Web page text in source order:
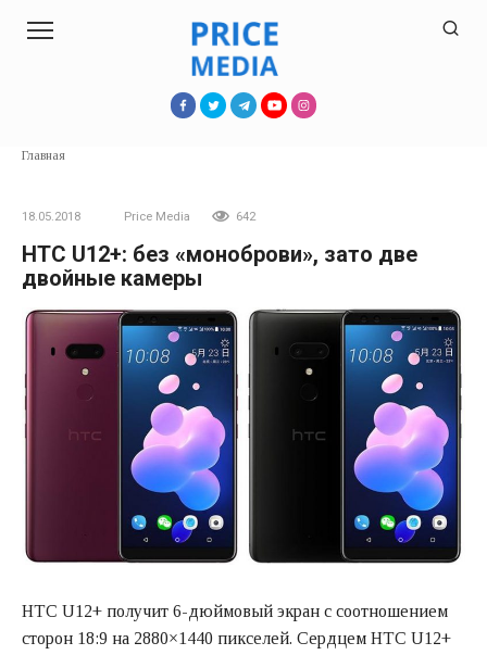
Главная
18.05.2018 Price Media 642
HTC U12+: без «моноброви», зато две
двойные камеры
HTC U12+ получит 6-дюймовый экран с соотношением
сторон 18:9 на 2880×1440 пикселей. Сердцем HTC U12+